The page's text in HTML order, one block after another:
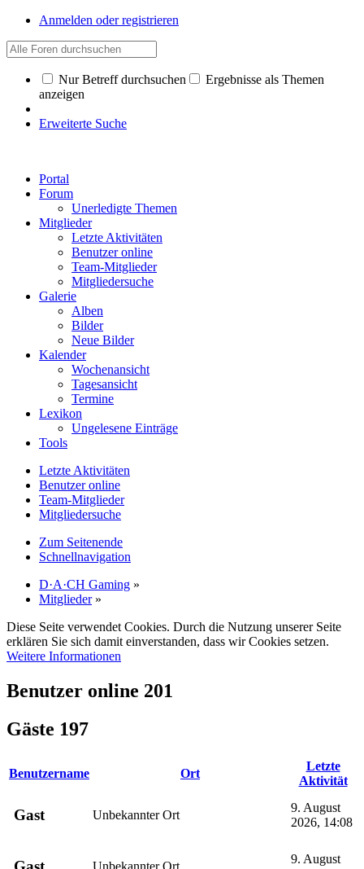
Anmelden oder registrieren
Nur Betreff durchsuchen
Ergebnisse als Themen
anzeigen
Erweiterte Suche
Portal
Forum
Unerledigte Themen
Mitglieder
Letzte Aktivitäten
Benutzer online
Team-Mitglieder
Mitgliedersuche
Galerie
Alben
Bilder
Neue Bilder
Kalender
Wochenansicht
Tagesansicht
Termine
Lexikon
Ungelesene Einträge
Tools
Letzte Aktivitäten
Benutzer online
Team-Mitglieder
Mitgliedersuche
Zum Seitenende
Schnellnavigation
D·A·CH Gaming »
Mitglieder »
Diese Seite verwendet Cookies. Durch die Nutzung unserer Seite
erklären Sie sich damit einverstanden, dass wir Cookies setzen.
Weitere Informationen
Benutzer online 201
Gäste 197
Benutzername Ort
Letzte
Aktivität
Gast Unbekannter Ort
9. August
2026, 14:08
Unbekannter Ort
9. August